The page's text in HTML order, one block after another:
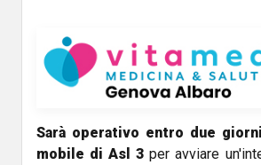
Sarà operativo entro due
mobile di Asl 3 per avviare